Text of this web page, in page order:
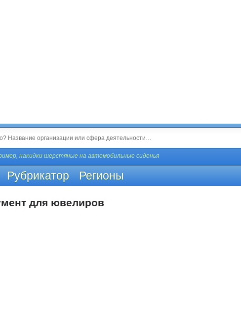
накидки шерстяные на автомобильные сиденья
Рубрикатор Регионы
для ювелиров